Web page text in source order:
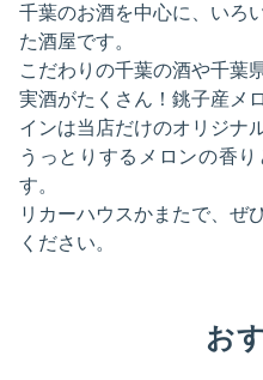
千葉のお酒を中心に、いろ
た酒屋です。
こだわりの千葉の酒や千葉
実酒がたくさん！銚子産メ
インは当店だけのオリジナ
うっとりするメロンの香
す。
リカーハウスかまたで、ぜ
ください。
お